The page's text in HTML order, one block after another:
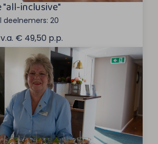
"all-inclusive"
deelnemers: 20
v.a. € 49,50 p.p.